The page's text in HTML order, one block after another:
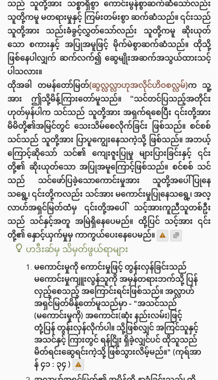
သည် သူတို့အား သစ္စာရှိစွာ ကောင်းမွန်စွာဆက်ဆံသော်လည်း
သူတို့ကမူ မတရားမှုနှင့် ကြမ်းတမ်းစွာ ဆက်ဆံသည်။ ၎င်းသည်
သူတို့အား သည်းခံခွင့်လွှတ်သော်လည်း သူတို့ကမူ ဆိုးယုတ်
သော စကားနှင့် အပြုအမူဖြင့် မိုက်မဲစွာဆက်ဆံသည်။ ထိုသို့
ဖြစ်နေပါလျှက် ဆက်လက်၍ ဆွေမျိုးအဆက်အသွယ်ထားသင့်
ပါသလား။
ထိုအခါ တမန်တော်မြတ်(ဆွလ္လလ္လာဟုအလိုင်ဟိဝစလ္လမ်)က သူ့
အား ဤသို့မိန့်ကြားတော်မူသည်။ “သင်တင်ပြသည့်အတိုင်း
ဟုတ်မှန်ပါက သင်သည် သူတို့အား အရှက်ရစေပြီး ၎င်းတို့အား
မိမိတို့၏အမြင်တွင် သေးသိမ်စေလိုက်ခြင်း ဖြစ်သည်။ စင်စစ်
သင်သည် သူတို့အား ပြာပူကျွေးနေသကဲ့သို့ ဖြစ်သည်။ အဘယ့်
ကြောင့်ဆိုသော် သင်၏ ကျေးဇူးပြုမှု များပြားခြင်းနှင့် ၎င်း
တို့၏ ဆိုးယုတ်သော အပြုအမူကြောင့်ဖြစ်သည်။ စင်စစ် သင်
သည် သင်ဖော်ပြခဲ့သောကောင်းမှုအား သူတို့အပေါ်ပြုနေ
သရွေ့၊ ၎င်းတို့ကလည်း သင်အား မကောင်းမှုပြုနေသရွေ့၊ အလ္
လာဟ်အရှင်မြတ်ထံမှ ၎င်းတို့အပေါ် သင့်အားကူညီသူတစ်ဦး
သည် သင်နှင့်အတူ အမြဲရှိနေပေမည်။ ထို့ပြင် သင့်အား ၎င်း
တို့၏ နှောင့်ယှက်မှုမှ ကာကွယ်ပေးနေပေမည်။
ဟဒီးဆ်မှ သိမှတ်ဖွယ်ရာများ
မကောင်းမှုကို ကောင်းမှုဖြင့် တွန်းလှန်ခြင်းသည်
မကောင်းမှုကျူးလွန်သူကို အမှန်တရားဘက်သို့ ပြန်
လှည့်စေသည့် အကြောင်းရင်းဖြစ်သည်။ အလ္လာဟ်
အရှင်မြတ်မိန့်တော်မူသည်မှာ - "အသင်သည်
(မကောင်းမှုကို) အကောင်း(ဆုံး နည်းလမ်း)ဖြင့်
တုံ့ပြန် တွန်းလှန်လိုက်ပါ။ သို့ဖြစ်လျှင် အကြင်သူနှင့်
အသင်နှင့် ကြားတွင် ရန်ငြိုး ရှိခဲ့လျှင်ပင် ထိုသူသည်
မိတ်ရင်းဆွေရင်းကဲ့သို့ ဖြစ်သွားလိမ့်မည်။" (ကုရ်အာ
န် ၄၁ : ၃၄ )